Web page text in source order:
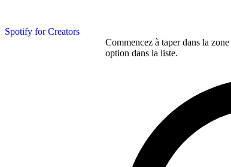
Spotify for Creators
Commencez à taper dans la
option dans la liste.